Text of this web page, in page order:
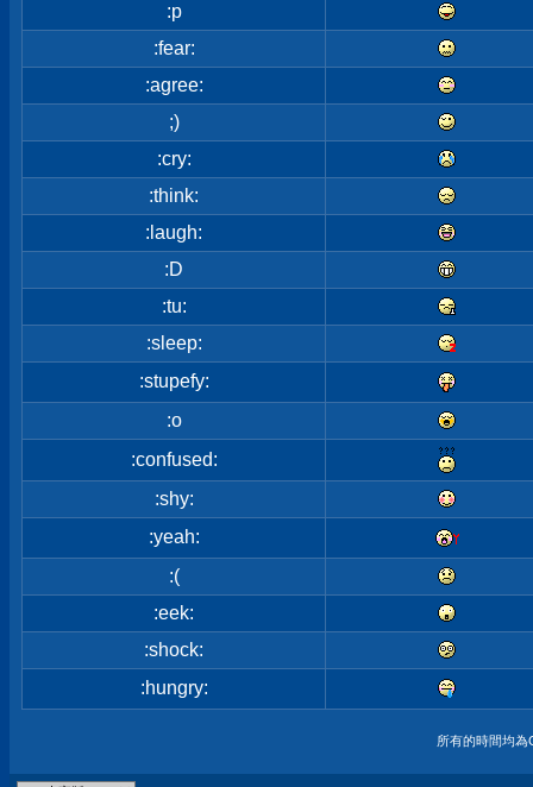
:p
:fear:
:agree:
;)
:cry:
:think:
:laugh:
:D
:tu:
:sleep:
:stupefy:
:o
:confused:
:shy:
:yeah:
:(
:eek:
:shock:
:hungry:
所有的時間均為